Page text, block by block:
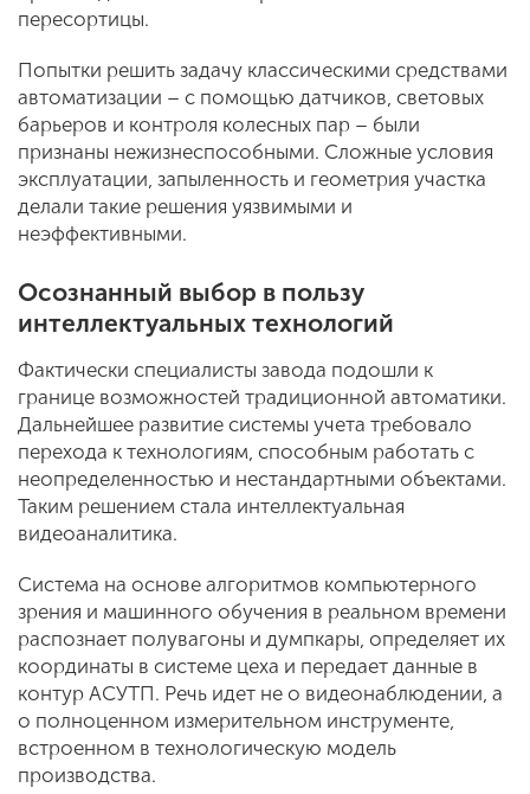
пересортицы.
Попытки решить задачу классическими средствами
автоматизации – с помощью датчиков, световых
барьеров и контроля колесных пар – были
признаны нежизнеспособными. Сложные условия
эксплуатации, запыленность и геометрия участка
делали такие решения уязвимыми и
неэффективными.
Осознанный выбор в пользу
интеллектуальных технологий
Фактически специалисты завода подошли к
границе возможностей традиционной автоматики.
Дальнейшее развитие системы учета требовало
перехода к технологиям, способным работать с
неопределенностью и нестандартными объектами.
Таким решением стала интеллектуальная
видеоаналитика.
Система на основе алгоритмов компьютерного
зрения и машинного обучения в реальном времени
распознает полувагоны и думпкары, определяет их
координаты в системе цеха и передает данные в
контур АСУТП. Речь идет не о видеонаблюдении, а
о полноценном измерительном инструменте,
встроенном в технологическую модель
производства.